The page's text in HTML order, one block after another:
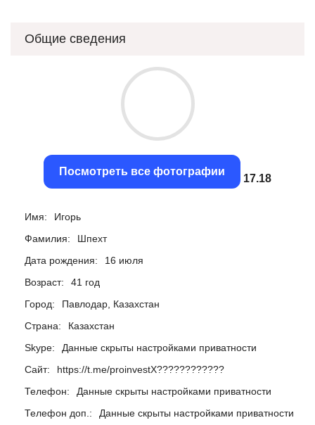
Общие сведения
Посмотреть все фотографии
16.89
Имя:
Игорь
Фамилия:
Шпехт
Дата рождения:
16 июля
Возраст:
41 год
Город:
Павлодар, Казахстан
Страна:
Казахстан
Skype:
Данные скрыты настройками приватности
Сайт:
https://t.me/proinvestX????????????
Телефон:
Данные скрыты настройками приватности
Телефон доп.:
Данные скрыты настройками приватности